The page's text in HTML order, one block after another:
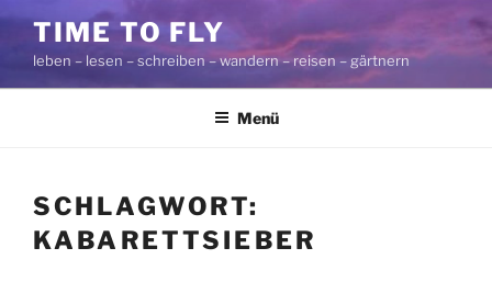
Zum
Inhalt
springen
TIME TO FLY
leben – lesen – schreiben – wandern – reisen – gärtnern
Menü
SCHLAGWORT:
KABARETTSIEBER